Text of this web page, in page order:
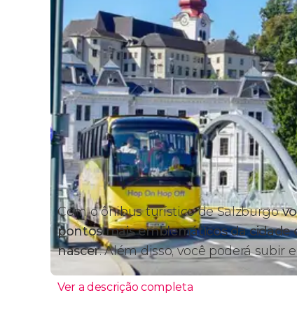
Com o ônibus turístico de Salzburgo
pontos mais emblemáticos da
nascer. Além disso, você poderá subir
Ver a descrição completa